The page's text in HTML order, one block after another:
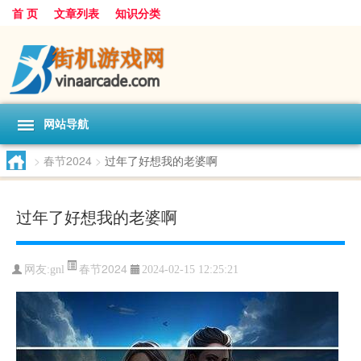
首 页 文章列表 知识分类
网站导航
> 春节2024 > 过年了好想我的老婆啊
过年了好想我的老婆啊
网友:gnl 春节2024 2024-02-15 12:25:21